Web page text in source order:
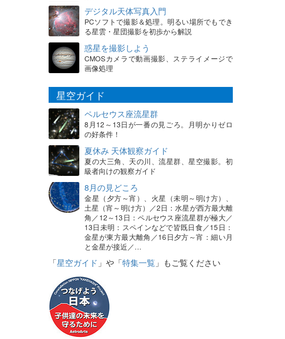
デジタル天体写真入門
PCソフトで撮影＆処理。明るい場所でもでき
る星雲・星団撮影を初歩から解説
惑星を撮影しよう
CMOSカメラで動画撮影、ステライメージで
画像処理
星空ガイド
ペルセウス座流星群
8月12～13日が一番の見ごろ。月明かりゼロ
の好条件！
夏休み 天体観察ガイド
夏の大三角、天の川、流星群、星空撮影。初
級者向けの観察ガイド
8月の見どころ
金星（夕方～宵）、火星（未明～明け方）、
土星（宵～明け方）／2日：水星が西方最大離
角／12～13日：ペルセウス座流星群が極大／
13日未明：スペインなどで皆既日食／15日：
金星が東方最大離角／16日夕方～宵：細い月
と金星が接近／…
「星空ガイド 」や「特集一覧 」もご覧ください